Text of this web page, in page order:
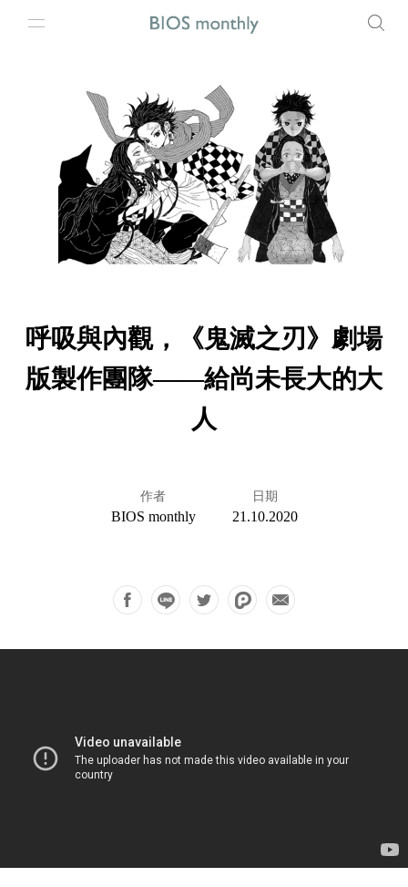
呼吸與內觀，《鬼滅之刃》劇場
版製作團隊——給尚未長大的大
人
作者
BIOS monthly
日期
21.10.2020